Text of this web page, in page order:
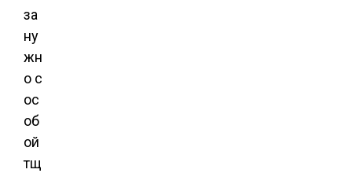
за
ну
жн
о с
ос
об
ой
тщ